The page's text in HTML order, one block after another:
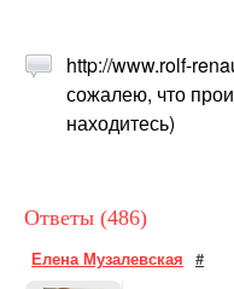
http://www.rolf-
сожалею, что
находитесь)
Ответы (486)
Елена Музалевская #